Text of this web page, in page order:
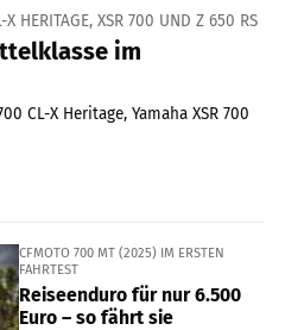
HERITAGE, XSR 700 UND Z 650 RS
im
CL-X Heritage, Yamaha XSR 700
CFMOTO 700 MT (2025) IM ERSTEN
FAHRTEST
Reiseenduro für nur 6.500
Euro – so fährt sie